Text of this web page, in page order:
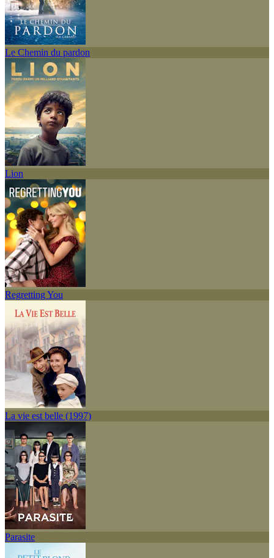
Le Chemin du pardon
Lion
Regretting You
La vie est belle (1997)
Parasite